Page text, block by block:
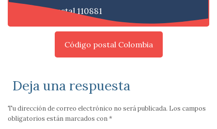
Código postal 110881
Código postal Colombia
Deja una respuesta
Tu dirección de correo electrónico no será publicada. Los campos
obligatorios están marcados con*